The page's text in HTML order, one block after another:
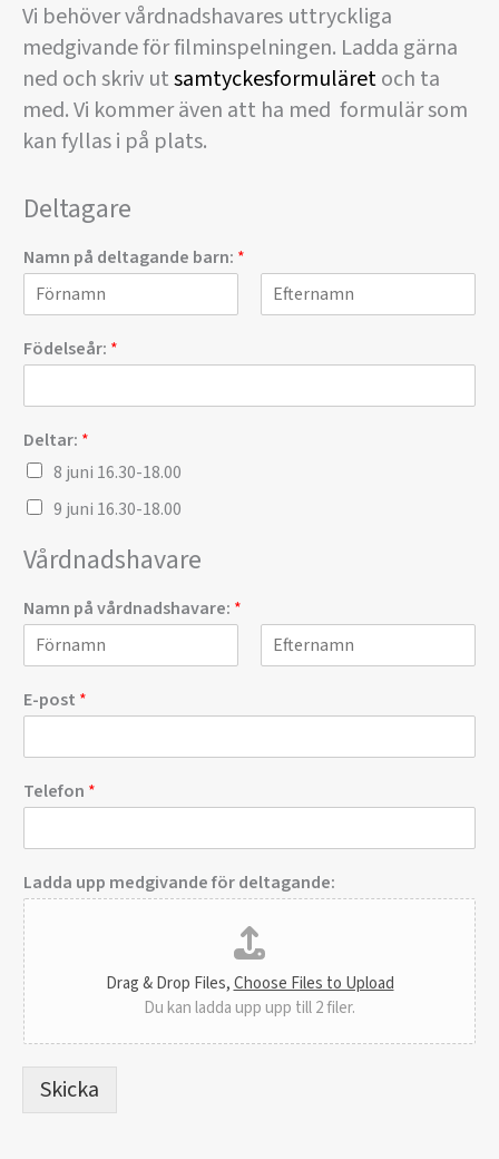
Vi behöver vårdnadshavares uttryckliga
medgivande för filminspelningen. Ladda gärna
ned och skriv utsamtyckesformuläretoch ta
med. Vi kommer även att ha med formulär som
kan fyllas i på plats.
Deltagare
Namn på deltagande barn: *
ö
rFödelseår: *
Deltar: *
8 juni 16.30-18.00
9 juni 16.30-18.00
Vårdnadshavare
Namn på vårdnadshavare: *
ö
rE-post *
N
a
n
-
p
o
s
t
Telefon *
Ladda upp medgivande för deltagande:
Drag & Drop Files,Choose Files to Upload
Du kan ladda upp upp till 2 filer.
Skicka